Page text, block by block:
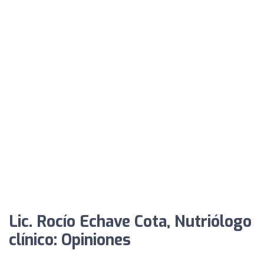
Lic. Rocío Echave Cota, Nutriólogo
clínico: Opiniones